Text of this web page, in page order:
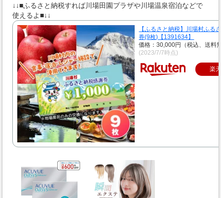
↓↓■ふるさと納税すれば川場田園プラザや川場温泉宿泊などで
使えるよ■↓↓
【ふるさと納税】川場村ふる
券(9枚)【1391634】
価格：30,000円（税込、送料
(2023/7/7時点)
楽